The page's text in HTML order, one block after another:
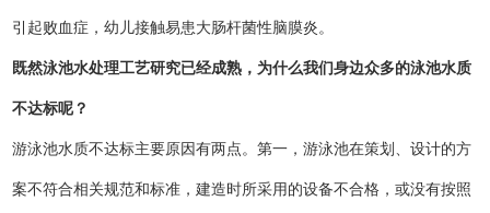
引起败血症，幼儿接触易患大肠杆菌性脑膜炎。
既然泳池水处理工艺研究已经成熟，为什么我们身边众多的泳池水质
不达标呢？
游泳池水质不达标主要原因有两点。第一，游泳池在策划、设计的方
案不符合相关规范和标准，建造时所采用的设备不合格，或没有按照